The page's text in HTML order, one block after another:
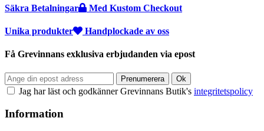
Säkra Betalningar Med Kustom Checkout
Unika produkter Handplockade av oss
Få Grevinnans exklusiva erbjudanden via epost
Jag har läst och godkänner Grevinnans Butik's integritetspolicy
Information